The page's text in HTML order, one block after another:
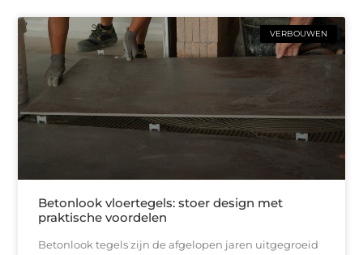
VERBOUWEN
Betonlook vloertegels: stoer design met
praktische voordelen
Betonlook tegels zijn de afgelopen jaren uitgegroeid